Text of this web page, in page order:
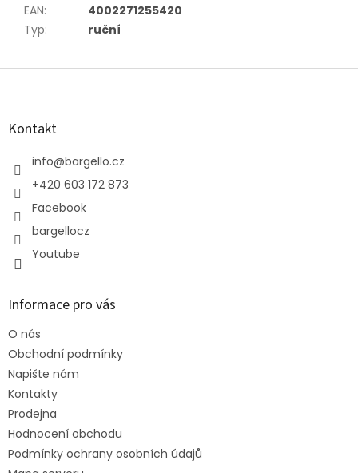
EAN:
4002271255420
Typ: ruční
Z
Kontakt
info@bargello.cz
+420 603 172 873
Facebook
bargellocz
Youtube
Informace pro vás
O nás
Obchodní podmínky
Napište nám
Kontakty
Prodejna
Hodnocení obchodu
Podmínky ochrany osobních údajů